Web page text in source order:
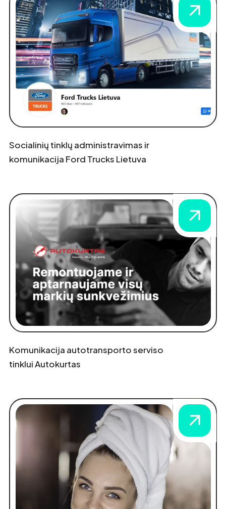
Socialinių tinklų administravimas ir
komunikacija Ford Trucks Lietuva
Komunikacija autotransporto serviso
tinklui Autokurtas